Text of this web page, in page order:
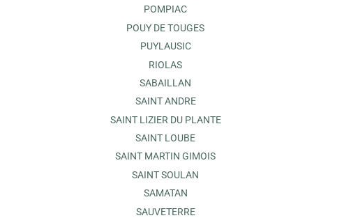
POMPIAC
POUY DE TOUGES
PUYLAUSIC
RIOLAS
SABAILLAN
SAINT ANDRE
SAINT LIZIER DU PLANTE
SAINT LOUBE
SAINT MARTIN GIMOIS
SAINT SOULAN
SAMATAN
SAUVETERRE